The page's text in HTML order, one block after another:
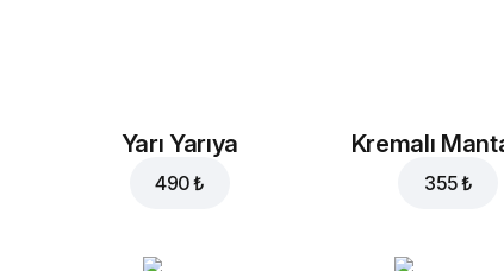
Yarı Yarıya
490 ₺
Kremalı
355 ₺